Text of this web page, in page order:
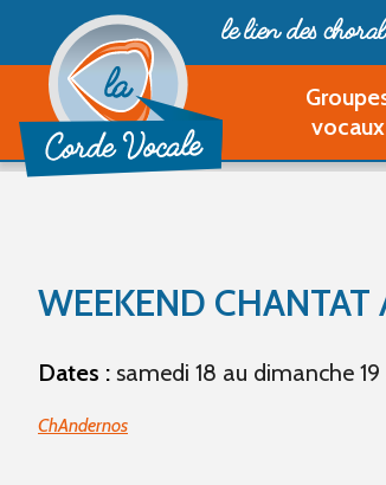
le lien des
vocaux
WEEKEND
Dates : samedi 18 au dimanche
ChAndernos